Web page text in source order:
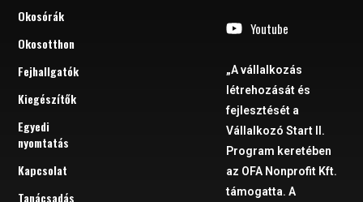
Okosórák
Okosotthon
Fejhallgatók
Kiegészítők
Egyedi
nyomtatás
Kapcsolat
Tanácsadás
Youtube
„A vállalkozás
létrehozását és
fejlesztését a
Vállalkozó Start II.
Program keretében
az OFA Nonprofit Kft.
támogatta. A